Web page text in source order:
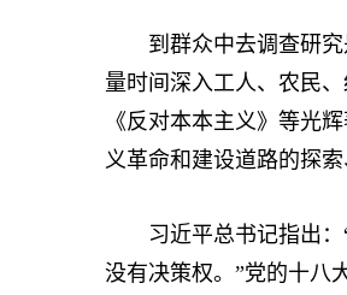
到群众中去调查研究
量时间深入工人、农民
《反对本本主义》等光
义革命和建设道路的探
习近平总书记指出：“
没有决策权。”党的十八